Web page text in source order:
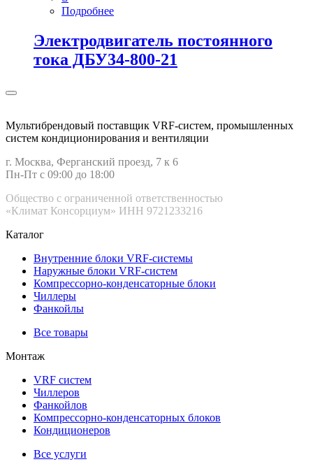
Подробнее
Электродвигатель постоянного
тока ДБУ34‑800‑21
Мультибрендовый поставщик VRF-cистем, промышленных
систем кондиционирования и вентиляции
г. Москва, Ферганский проезд, 7 к 6
Пн-Пт с 09:00 до 18:00
Общество с ограниченной ответственностью
«Климат Консорциум» ИНН 9721233216
Каталог
Внутренние блоки VRF-cистемы
Наружные блоки VRF-cистем
Компрессорно-конденсаторные блоки
Чиллеры
Фанкойлы
Все товары
Монтаж
VRF систем
Чиллеров
Фанкойлов
Компрессорно-конденсаторных блоков
Кондиционеров
Все услуги